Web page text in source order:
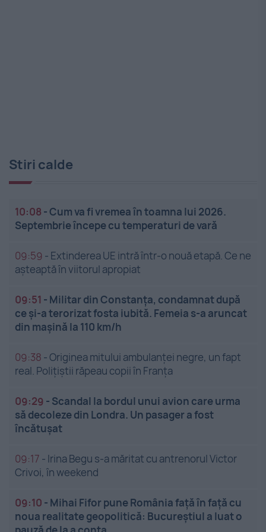
Stiri calde
10:08 -Cum va fi vremea în toamna lui 2026.
Septembrie începe cu temperaturi de vară
09:59 - Extinderea UE intră într-o nouă etapă. Ce ne
așteaptă în viitorul apropiat
09:51 - Militar din Constanța, condamnat după
ce și-a terorizat fosta iubită. Femeia s-a aruncat
din mașină la 110 km/h
09:38 -Originea mitului ambulanței negre, un fapt
real. Polițiștii răpeau copii în Franța
09:29 - Scandal la bordul unui avion care urma
să decoleze din Londra. Un pasager a fost
încătușat
09:17 - Irina Begu s-a măritat cu antrenorul Victor
Crivoi, în weekend
09:10 - Mihai Fifor pune România față în față cu
noua realitate geopolitică: Bucureștiul a luat o